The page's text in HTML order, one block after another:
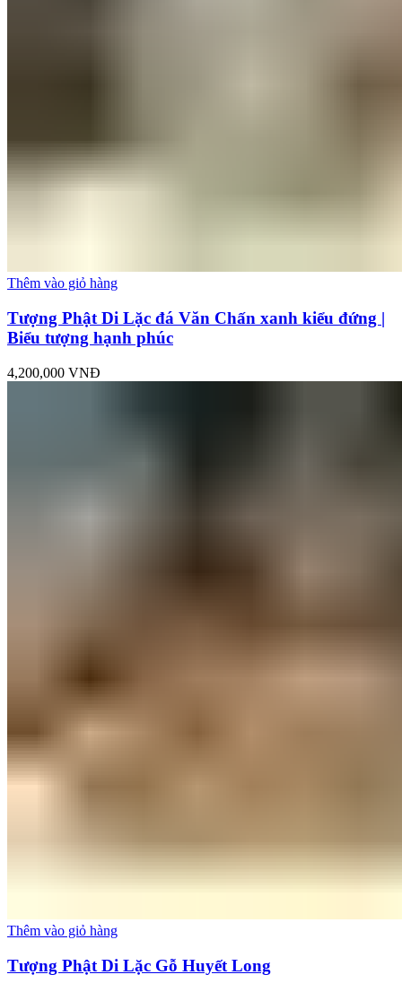
Thêm vào giỏ hàng
Tượng Phật Di Lặc đá Văn Chấn xanh kiểu đứng |
Biểu tượng hạnh phúc
4,200,000 VNĐ
Thêm vào giỏ hàng
Tượng Phật Di Lặc Gỗ Huyết Long